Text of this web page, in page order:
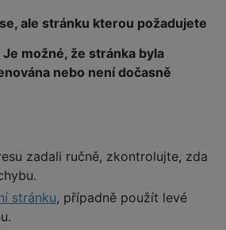
ale stránku kterou požadujete
možné, že stránka byla
nebo není dočasně
zadali ručně, zkontrolujte, zda
stránku, případně použít levé